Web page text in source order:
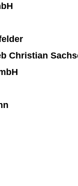
Christian